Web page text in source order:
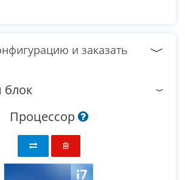
и заказать
Процессор